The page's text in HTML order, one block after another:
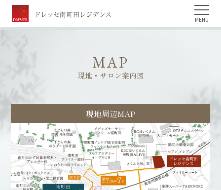
MENU
MAP
現地・サロン案内図
現地周辺MAP